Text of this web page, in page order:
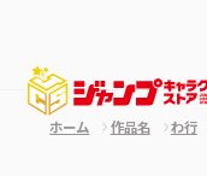
ホーム 作品名 わ行